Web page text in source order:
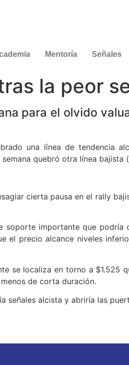
Mentoría Señales
la peor
para el olvido
una línea de tendencia
quebró otra línea
cierta pausa en el rally
importante que
el precio alcance niveles
se localiza en torno a
de corta duración.
señales alcista y abriría las